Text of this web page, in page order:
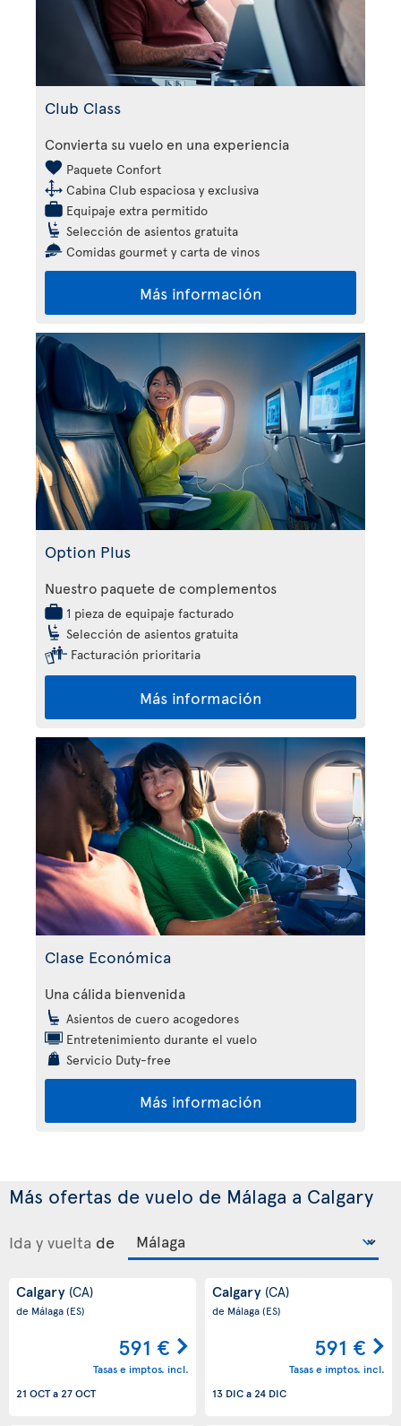
Club Class
Convierta su vuelo en una experiencia
Paquete Confort
Cabina Club espaciosa y exclusiva
Equipaje extra permitido
Selección de asientos gratuita
Comidas gourmet y carta de vinos
Más información
Option Plus
Nuestro paquete de complementos
1 pieza de equipaje facturado
Selección de asientos gratuita
Facturación prioritaria
Más información
Clase Económica
Una cálida bienvenida
Asientos de cuero acogedores
Entretenimiento durante el vuelo
Servicio Duty-free
Más información
Más ofertas de vuelo de Málaga a Calgary
Ida y vuelta de
Calgary (CA)
de Málaga(ES)
591 €
Tasas e imptos. incl.
21 OCTa27 OCT
Calgary (CA)
de Málaga(ES)
591 €
Tasas e imptos. incl.
13 DICa24 DIC